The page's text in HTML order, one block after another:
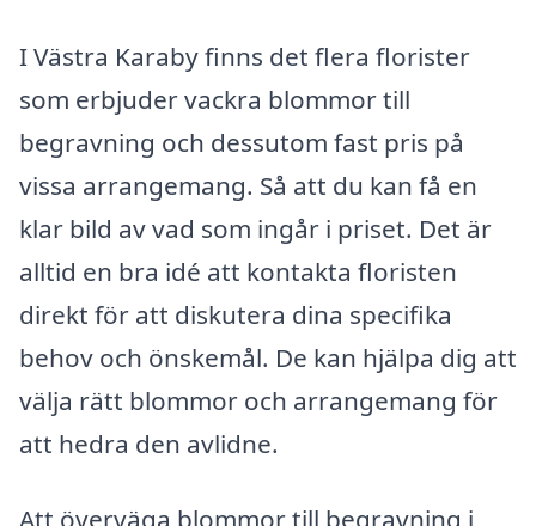
I Västra Karaby finns det flera florister
som erbjuder vackra blommor till
begravning och dessutom fast pris på
vissa arrangemang. Så att du kan få en
klar bild av vad som ingår i priset. Det är
alltid en bra idé att kontakta floristen
direkt för att diskutera dina specifika
behov och önskemål. De kan hjälpa dig att
välja rätt blommor och arrangemang för
att hedra den avlidne.